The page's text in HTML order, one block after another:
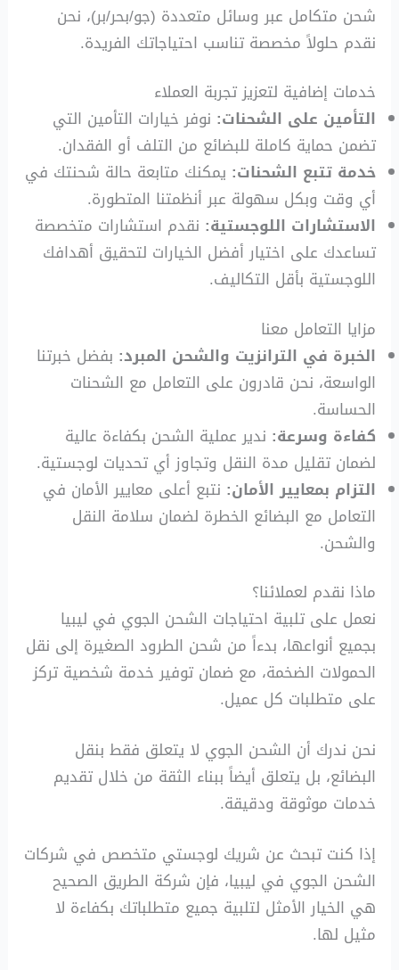
شحن متكامل عبر وسائل متعددة (جو/بحر/بر)، نحن
نقدم حلولاً مخصصة تناسب احتياجاتك الفريدة.
خدمات إضافية لتعزيز تجربة العملاء
التأمين على الشحنات: نوفر خيارات التأمين التي
تضمن حماية كاملة للبضائع من التلف أو الفقدان.
خدمة تتبع الشحنات: يمكنك متابعة حالة شحنتك في
أي وقت وبكل سهولة عبر أنظمتنا المتطورة.
الاستشارات اللوجستية: نقدم استشارات متخصصة
تساعدك على اختيار أفضل الخيارات لتحقيق أهدافك
اللوجستية بأقل التكاليف.
مزايا التعامل معنا
الخبرة في الترانزيت والشحن المبرد: بفضل خبرتنا
الواسعة، نحن قادرون على التعامل مع الشحنات
الحساسة.
كفاءة وسرعة: ندير عملية الشحن بكفاءة عالية
لضمان تقليل مدة النقل وتجاوز أي تحديات لوجستية.
التزام بمعايير الأمان: نتبع أعلى معايير الأمان في
التعامل مع البضائع الخطرة لضمان سلامة النقل
والشحن.
ماذا نقدم لعملائنا؟
نعمل على تلبية احتياجات الشحن الجوي في ليبيا
بجميع أنواعها، بدءاً من شحن الطرود الصغيرة إلى نقل
الحمولات الضخمة، مع ضمان توفير خدمة شخصية تركز
على متطلبات كل عميل.
نحن ندرك أن الشحن الجوي لا يتعلق فقط بنقل
البضائع، بل يتعلق أيضاً ببناء الثقة من خلال تقديم
خدمات موثوقة ودقيقة.
إذا كنت تبحث عن شريك لوجستي متخصص في شركات
الشحن الجوي في ليبيا، فإن شركة الطريق الصحيح
هي الخيار الأمثل لتلبية جميع متطلباتك بكفاءة لا
مثيل لها.